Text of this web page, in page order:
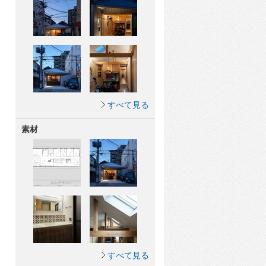
すべて見る
素材
すべて見る